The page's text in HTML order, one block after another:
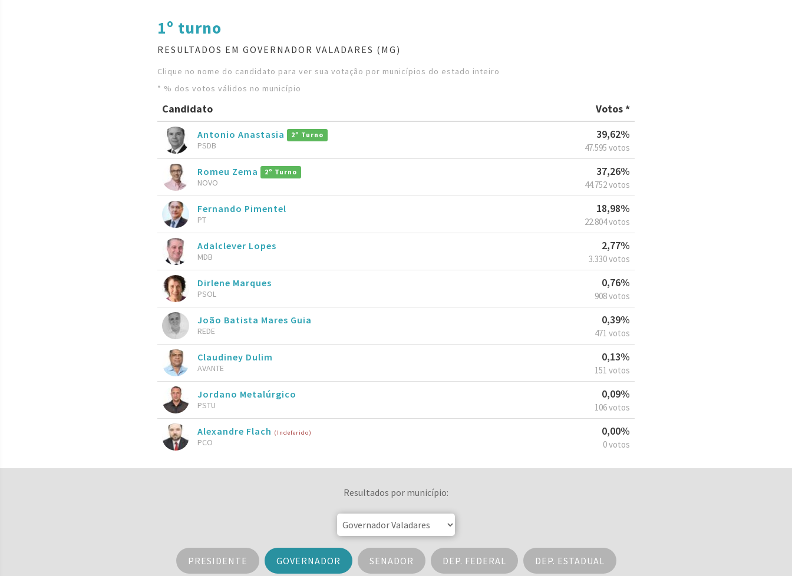
1º turno
RESULTADOS EM GOVERNADOR VALADARES (MG)
Clique no nome do candidato para ver sua votação por municípios do estado inteiro
* % dos votos válidos no município
Candidato Votos *
Antonio Anastasia 2º Turno
PSDB
39,62%
47.595 votos
Romeu Zema 2º Turno
NOVO
37,26%
44.752 votos
Fernando Pimentel
PT
18,98%
22.804 votos
Adalclever Lopes
MDB
2,77%
3.330 votos
Dirlene Marques
PSOL
0,76%
908 votos
João Batista Mares Guia
REDE
0,39%
471 votos
Claudiney Dulim
AVANTE
0,13%
151 votos
Jordano Metalúrgico
PSTU
0,09%
106 votos
Alexandre Flach (Indeferido)
PCO
0,00%
0 votos
Resultados por município:
PRESIDENTE GOVERNADOR SENADOR DEP. FEDERAL DEP. ESTADUAL